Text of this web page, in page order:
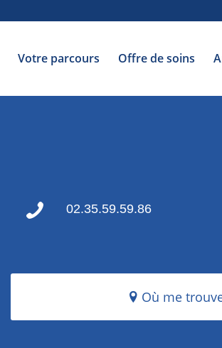
Votre parcours Offre de soins
02.35.59.59.86
Où me